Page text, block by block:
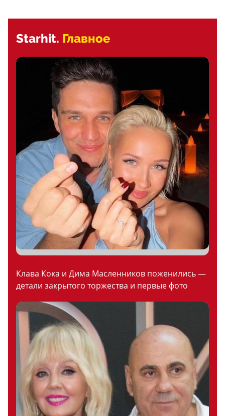
Starhit. Главное
Клава Кока и Дима Масленников поженились —
детали закрытого торжества и первые фото